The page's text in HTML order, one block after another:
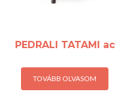
PEDRALI TATAMI ac
TOVÁBB OLVASOM